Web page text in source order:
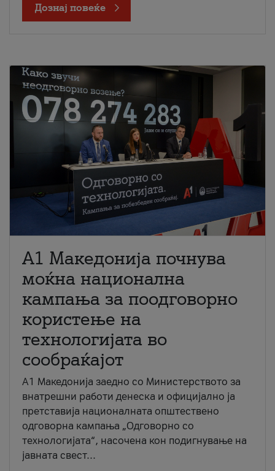
Дознај повеќе
A1 Македонија почнува
моќна национална
кампања за поодговорно
користење на
технологијата во
сообраќајот
A1 Македонија заедно со Министерството за
внатрешни работи денеска и официјално ја
претставија националната општествено
одговорна кампања „Одговорно со
технологијата“, насочена кон подигнување на
јавната свест...